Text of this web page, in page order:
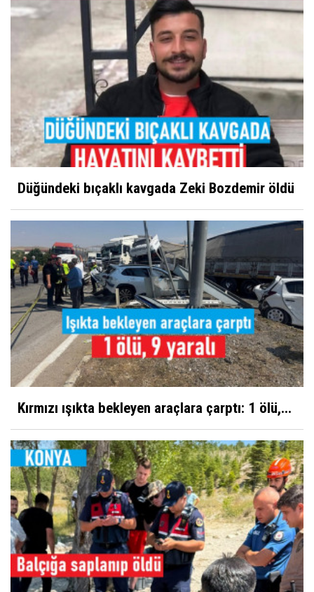
Düğündeki bıçaklı kavgada Zeki Bozdemir öldü
Kırmızı ışıkta bekleyen araçlara çarptı: 1 ölü,...